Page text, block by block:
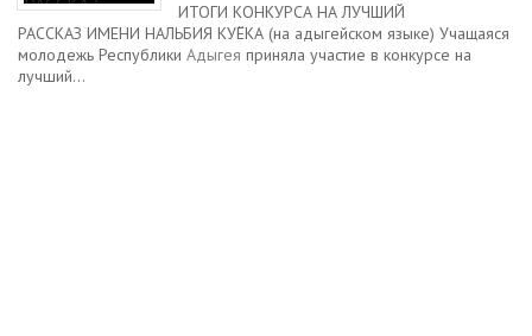
ИТОГИ КОНКУРСА НА ЛУЧШИЙ
РАССКАЗ ИМЕНИ НАЛЬБИЯ КУЁКА (на адыгейском языке) Учащаяся
молодежь Республики Адыгея приняла участие в конкурсе на
лучший...